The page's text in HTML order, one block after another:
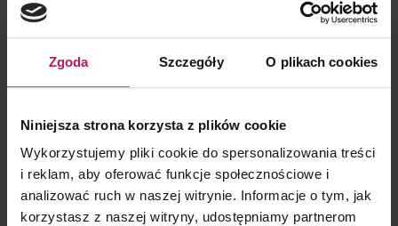
Zgoda Szczegóły O plikach cookies
Niniejsza strona korzysta z plików cookie
Wykorzystujemy pliki cookie do spersonalizowania treści
i reklam, aby oferować funkcje społecznościowe i
analizować ruch w naszej witrynie. Informacje o tym, jak
korzystasz z naszej witryny, udostępniamy partnerom
Dorota Chruściel-Dziekańska